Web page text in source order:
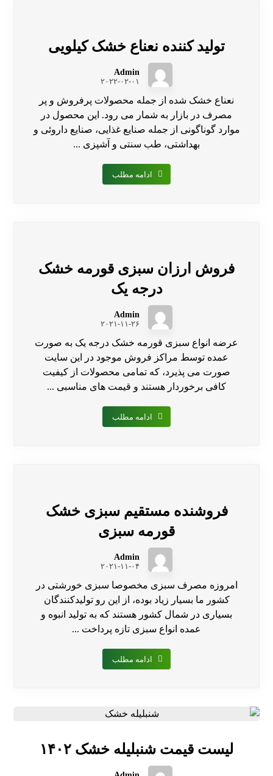
تولید کننده نعناع خشک کیلویی
Admin
۲۰۲۲-۰۲-۰۱
نعناع خشک شده از جمله محصولات پرفروش و پر
مصرف در بازار به شمار می رود. این محصول در
موارد گوناگونی از جمله صنایع غذایی، صنایع داروئی و
بهداشتی، طب سنتی و آشپزی ...
ادامه مطلب
فروش ارزان سبزی قورمه خشک
درجه یک
Admin
۲۰۲۱-۱۱-۲۶
عرضه انواع سبزی قورمه خشک درجه یک به صورت
عمده توسط مراکز فروش موجود در این سایت
صورت می پذیرد، که تمامی محصولات از کیفیت
کافی برخوردار هستند و قیمت های مناسبی ...
ادامه مطلب
فروشنده مستقیم سبزی خشک
قورمه سبزی
Admin
۲۰۲۱-۱۱-۰۴
امروزه مصرف سبزی مخصوصا سبزی خورشتی در
کشور ما بسیار زیاد بوده، از این رو تولیدکنندگان
بسیاری در شمال کشور هستند که به تولید انبوه و
عمده انواع سبزی تازه پرداخت ...
ادامه مطلب
لیست قیمت شنبلیله خشک ۱۴۰۲